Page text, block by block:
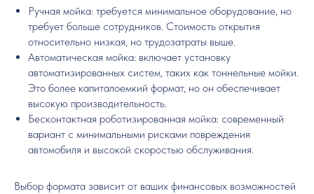
Ручная мойка: требуется минимальное оборудование, но
требует больше сотрудников. Стоимость открытия
относительно низкая, но трудозатраты выше.
Автоматическая мойка: включает установку
автоматизированных систем, таких как тоннельные мойки.
Это более капиталоемкий формат, но он обеспечивает
высокую производительность.
Бесконтактная роботизированная мойка: современный
вариант с минимальными рисками повреждения
автомобиля и высокой скоростью обслуживания.
Выбор формата зависит от ваших финансовых возможностей